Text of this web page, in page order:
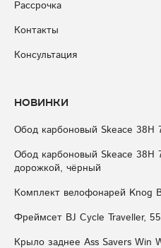
Рассрочка
Контакты
Консультация
Новинки
Обод карбоновый Skeace 38H
Обод карбоновый Skeace 38H
дорожкой, чёрный
Комплект велофонарей Knog
Фреймсет BJ Cycle Traveller,
Крыло заднее Ass Savers Win